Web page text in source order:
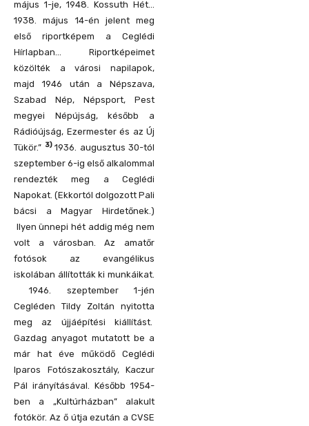
május 1-je, 1948. Kossuth Hét…
1938. május 14-én jelent meg
első riportképem a Ceglédi
Hírlapban… Riportképeimet
közölték a városi napilapok,
majd 1946 után a Népszava,
Szabad Nép, Népsport, Pest
megyei Népújság, később a
Rádióújság, Ezermester és az Új
Tükör.” 3) 1936. augusztus 30-tól
szeptember 6-ig első alkalommal
rendezték meg a Ceglédi
Napokat. (Ekkortól dolgozott Pali
bácsi a Magyar Hirdetőnek.)
Ilyen ünnepi hét addig még nem
volt a városban. Az amatőr
fotósok az evangélikus
iskolában állították ki munkáikat.
1946. szeptember 1-jén
Cegléden Tildy Zoltán nyitotta
meg az újjáépítési kiállítást.
Gazdag anyagot mutatott be a
már hat éve működő Ceglédi
Iparos Fotószakosztály, Kaczur
Pál irányításával. Később 1954-
ben a „Kultúrházban” alakult
fotókör. Az ő útja ezután a CVSE